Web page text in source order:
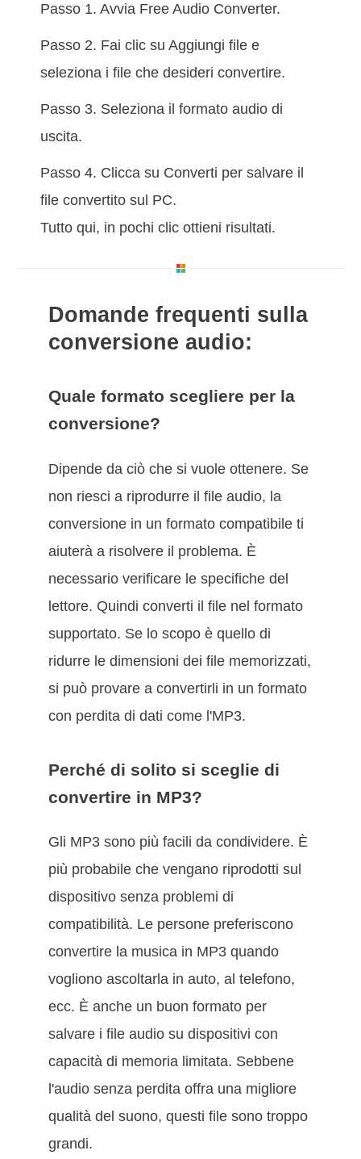
Passo 1. Avvia Free Audio Converter.
Passo 2. Fai clic su Aggiungi file e
seleziona i file che desideri convertire.
Passo 3. Seleziona il formato audio di
uscita.
Passo 4. Clicca su Converti per salvare il
file convertito sul PC.
Tutto qui, in pochi clic ottieni risultati.
Domande frequenti sulla
conversione audio:
Quale formato scegliere per la
conversione?
Dipende da ciò che si vuole ottenere. Se
non riesci a riprodurre il file audio, la
conversione in un formato compatibile ti
aiuterà a risolvere il problema. È
necessario verificare le specifiche del
lettore. Quindi converti il file nel formato
supportato. Se lo scopo è quello di
ridurre le dimensioni dei file memorizzati,
si può provare a convertirli in un formato
con perdita di dati come l'MP3.
Perché di solito si sceglie di
convertire in MP3?
Gli MP3 sono più facili da condividere. È
più probabile che vengano riprodotti sul
dispositivo senza problemi di
compatibilità. Le persone preferiscono
convertire la musica in MP3 quando
vogliono ascoltarla in auto, al telefono,
ecc. È anche un buon formato per
salvare i file audio su dispositivi con
capacità di memoria limitata. Sebbene
l'audio senza perdita offra una migliore
qualità del suono, questi file sono troppo
grandi.